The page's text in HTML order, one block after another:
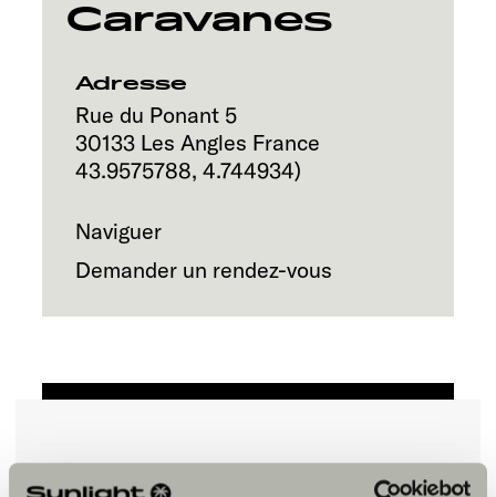
Découvrir
Service
Caravanes
Adresse
Rue du Ponant 5
30133 Les Angles France
43.9575788, 4.744934)
Naviguer
Demander un rendez-vous
Veuillez accepter les cookies pour